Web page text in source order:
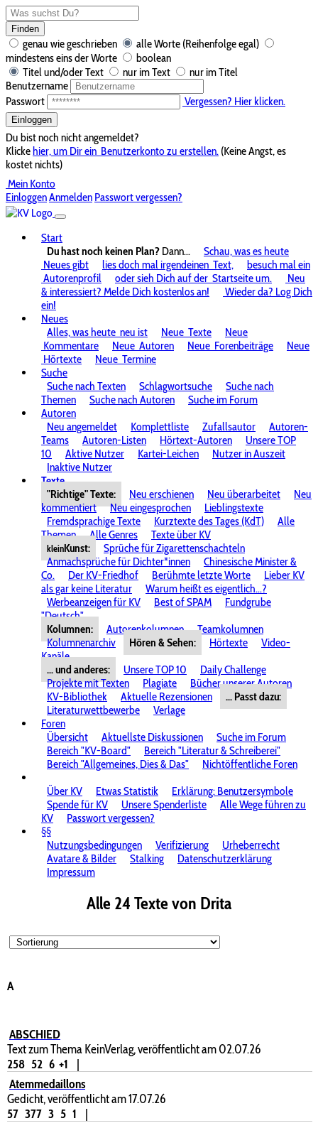
Finden
genau wie geschrieben
alle Worte (Reihenfolge egal)
mindestens eins der Worte
boolean
Titel und/oder Text
nur im Text
nur im Titel
Benutzername
Passwort
Vergessen? Hier klicken.
Einloggen
Du bist noch nicht angemeldet?
Klickehier, um Dir ein Benutzerkonto zu erstellen. (Keine Angst, es
kostet nichts)
Mein Konto
EinloggenAnmelden Passwort vergessen?
Start
Du hast noch keinen Plan? Dann...
Schau, was es heute
Neues gibt
lies doch mal irgendeinen Text,
besuch mal ein
Autorenprofil
oder sieh Dich auf der Startseite um.
Neu
& interessiert? Melde Dich kostenlos an!
Wieder da? Log Dich
ein!
Neues
Alles, was heute neu ist Neue Texte
Neue
Kommentare
Neue Autoren Neue Forenbeiträge
Neue
Hörtexte
Neue Termine
Suche
Suche nach Texten
Schlagwortsuche
Suche nach
Themen
Suche nach Autoren
Suche im Forum
Autoren
Neu angemeldet
Komplettliste Zufallsautor
Autoren-
Teams
Autoren-Listen Hörtext-Autoren
Unsere TOP
10
Aktive Nutzer Kartei-Leichen
Nutzer in Auszeit
Inaktive Nutzer
Texte
"Richtige" Texte:
Neu erschienen Neu überarbeitet
Neu
kommentiert
Neu eingesprochen
Lieblingstexte
Fremdsprachige Texte
Kurztexte des Tages (KdT)
Alle
Themen
Alle Genres Texte über KV
kleinKunst:
Sprüche für Zigarettenschachteln
Anmachsprüche für Dichter*innen
Chinesische Minister &
Co.
Der KV-Friedhof Berühmte letzte Worte
Lieber KV
als gar keine Literatur
Warum heißt es eigentlich...?
Werbeanzeigen für KV
Best of SPAM
Fundgrube
"Deutsch"
Kolumnen:
Autorenkolumnen
Teamkolumnen
Kolumnenarchiv
Hören & Sehen: Hörtexte
Video-
Kanäle
... und anderes:
Unsere TOP 10
Daily Challenge
Projekte mit Texten
Plagiate
Bücher unserer Autoren
KV-Bibliothek
Aktuelle Rezensionen
... Passt dazu:
Literaturwettbewerbe
Verlage
Foren
Übersicht
Aktuellste Diskussionen
Suche im Forum
Bereich "KV-Board"
Bereich "Literatur & Schreiberei"
Bereich "Allgemeines, Dies & Das"
Nichtöffentliche Foren
Über KV
Etwas Statistik
Erklärung: Benutzersymbole
Spende für KV
Unsere Spenderliste
Alle Wege führen zu
KV
Passwort vergessen?
§§
Nutzungsbedingungen
Verifizierung
Urheberrecht
Avatare & Bilder
Stalking
Datenschutzerklärung
Impressum
Alle 24 Texte von Drita
A
ABSCHIED
Text zum Thema KeinVerlag, veröffentlicht am 02.07.26
258 52 6 +1
|
Atemmedaillons
Gedicht, veröffentlicht am 17.07.26
57 377 3 5 1
|